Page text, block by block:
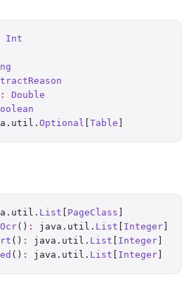
Int
:
Double
Optional Table
List PageClass
() : java.util. List Integer
() : java.util. List Integer
() : java.util. List Integer